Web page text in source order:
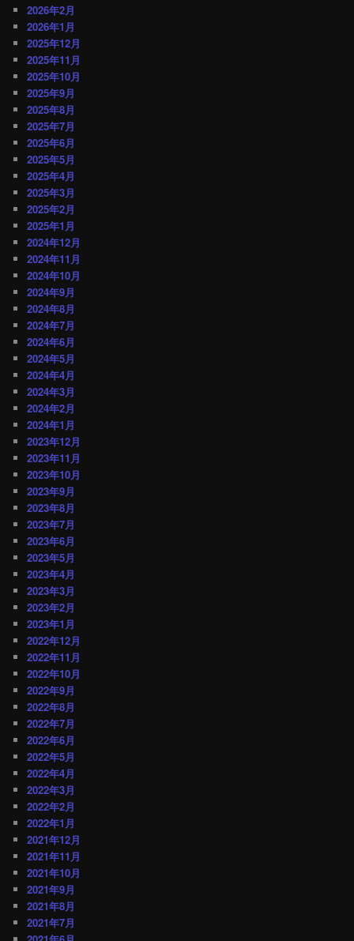
2026年2月
2026年1月
2025年12月
2025年11月
2025年10月
2025年9月
2025年8月
2025年7月
2025年6月
2025年5月
2025年4月
2025年3月
2025年2月
2025年1月
2024年12月
2024年11月
2024年10月
2024年9月
2024年8月
2024年7月
2024年6月
2024年5月
2024年4月
2024年3月
2024年2月
2024年1月
2023年12月
2023年11月
2023年10月
2023年9月
2023年8月
2023年7月
2023年6月
2023年5月
2023年4月
2023年3月
2023年2月
2023年1月
2022年12月
2022年11月
2022年10月
2022年9月
2022年8月
2022年7月
2022年6月
2022年5月
2022年4月
2022年3月
2022年2月
2022年1月
2021年12月
2021年11月
2021年10月
2021年9月
2021年8月
2021年7月